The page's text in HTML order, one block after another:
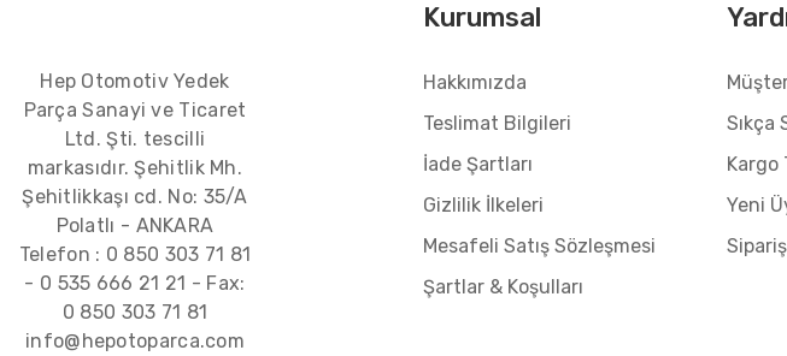
Hep Otomotiv Yedek
Parça Sanayi ve Ticaret
Ltd. Şti. tescilli
markasıdır. Şehitlik Mh.
Şehitlikkaşı cd. No: 35/A
Polatlı - ANKARA
Telefon : 0 850 303 71 81
- 0 535 666 21 21 - Fax:
0 850 303 71 81
info@hepotoparca.com
Kurumsal
Hakkımızda
Teslimat Bilgileri
İade Şartları
Gizlilik İlkeleri
Mesafeli Satış Sözleşmesi
Şartlar & Koşulları
Sıkça
Kargo
Yeni